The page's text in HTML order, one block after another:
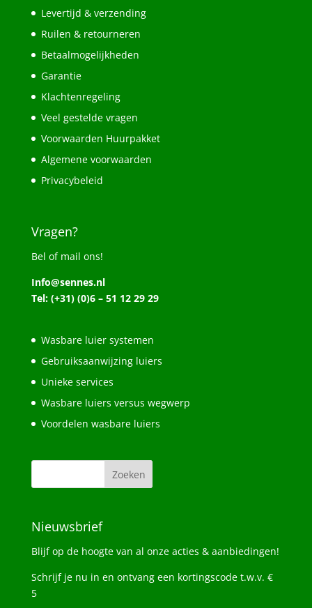
Levertijd & verzending
Ruilen & retourneren
Betaalmogelijkheden
Garantie
Klachtenregeling
Veel gestelde vragen
Voorwaarden Huurpakket
Algemene voorwaarden
Privacybeleid
Vragen?
Bel of mail ons!
Info@sennes.nl
Tel: (+31) (0)6 – 51 12 29 29
Wasbare luier systemen
Gebruiksaanwijzing luiers
Unieke services
Wasbare luiers versus wegwerp
Voordelen wasbare luiers
Nieuwsbrief
Blijf op de hoogte van al onze acties & aanbiedingen!
Schrijf je nu in en ontvang een kortingscode t.w.v. €
5